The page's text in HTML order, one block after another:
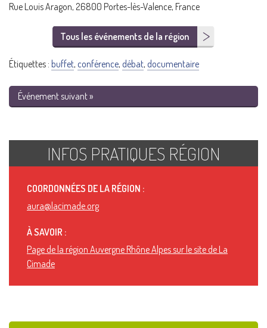
Rue Louis Aragon, 26800 Portes-lès-Valence, France
Tous les événements de la région
Étiquettes : buffet, conférence, débat, documentaire
Événement suivant »
INFOS PRATIQUES RÉGION
COORDONNÉES DE LA RÉGION :
aura@lacimade.org
À SAVOIR :
Page de la région Auvergne Rhône Alpes sur le site de La
Cimade